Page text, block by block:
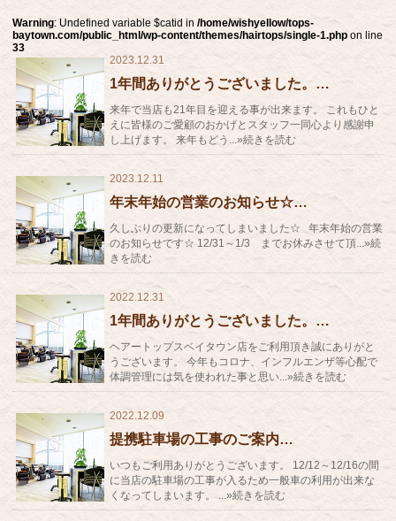
Warning: Undefined variable $catid in/home/wishyellow/tops-
baytown.com/public_html/wp-content/themes/hairtops/single-1.php on line
33
2023.12.31
1年間ありがとうございました。…
来年で当店も21年目を迎える事が出来ます。 これもひと
えに皆様のご愛顧のおかげとスタッフ一同心より感謝申
し上げます。 来年もどう...»続きを読む
2023.12.11
年末年始の営業のお知らせ☆…
久しぶりの更新になってしまいました☆ 年末年始の営業
のお知らせです☆ 12/31～1/3 までお休みさせて頂...»続
きを読む
2022.12.31
1年間ありがとうございました。…
ヘアートップスベイタウン店をご利用頂き誠にありがと
うございます。 今年もコロナ、インフルエンザ等心配で
体調管理には気を使われた事と思い...»続きを読む
2022.12.09
提携駐車場の工事のご案内…
いつもご利用ありがとうございます。 12/12～12/16の間
に当店の駐車場の工事が入るため一般車の利用が出来な
くなってしまいます。 ...»続きを読む